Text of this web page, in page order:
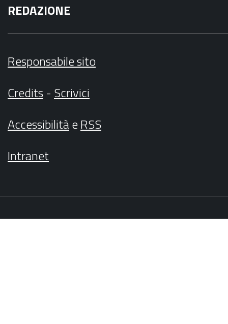
REDAZIONE
Responsabile sito
Credits- Scrivici
AccessibilitàeRSS
Intranet